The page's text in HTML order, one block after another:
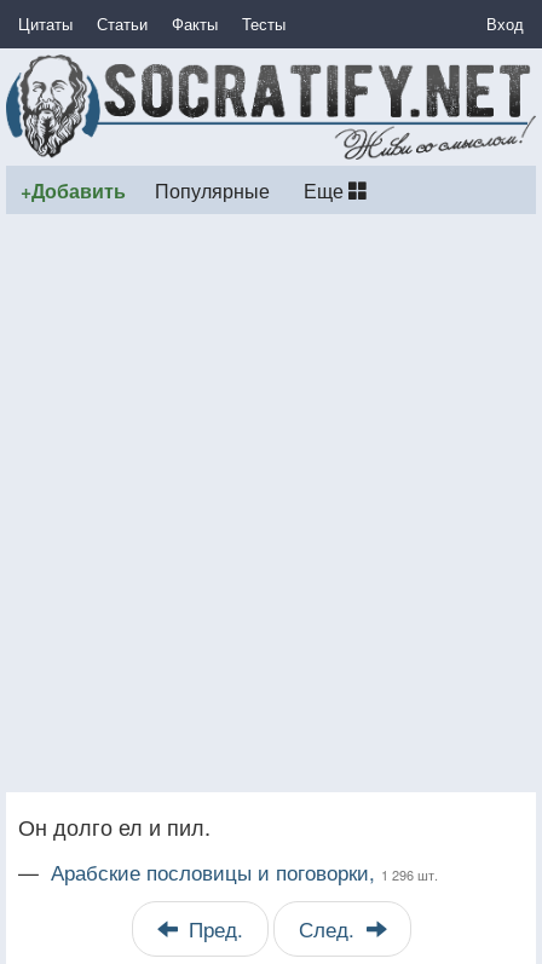
Цитаты Статьи Факты Тесты Вход
+Добавить Популярные Еще
Он долго ел и пил.
— Арабские пословицы и поговорки, 1 296 шт.
Пред. След.